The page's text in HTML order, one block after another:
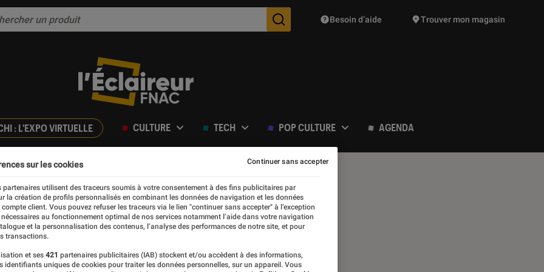
Des suggestions de produits vont vous être proposées
Besoin d’aide Trouver mon magasin
: L'EXPO VIRTUELLE CULTURE TECH POP CULTURE AGENDA
Fnac.com, spécialisée en Sciences Humaines & Psychologie
sur les cookies
partenaires utilisent des traceurs soumis à votre consentement à des fins publicitaires par
la création de profils personnalisés en combinant les données de navigation et les données
client. Vous pouvez refuser les traceurs via le lien "continuer sans accepter" à l’exception
au fonctionnement optimal de nos services notamment l’aide dans votre navigation
et la personnalisation des contenus, l’analyse des performances de notre site, et pour
transactions.
et ses 421 partenaires publicitaires (IAB) stockent et/ou accèdent à des informations,
identifiants uniques de cookies pour traiter les données personnelles, sur un appareil. Vous
Continuer sans accepter